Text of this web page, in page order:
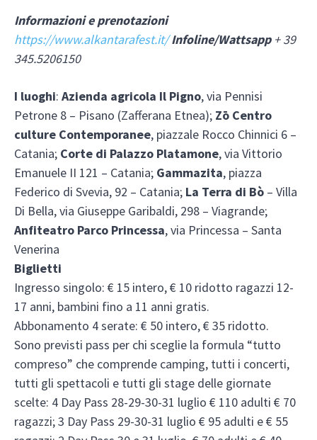
Informazioni e prenotazioni
https://www.alkantarafest.it/ Infoline/Wattsapp+ 39
345.5206150
I luoghi: Azienda agricola Il Pigno, via Pennisi
Petrone 8 – Pisano (Zafferana Etnea); Zō Centro
culture Contemporanee, piazzale Rocco Chinnici 6 –
Catania; Corte di Palazzo Platamone, via Vittorio
Emanuele II 121 – Catania; Gammazita, piazza
Federico di Svevia, 92 – Catania; La Terra di Bò – Villa
Di Bella, via Giuseppe Garibaldi, 298 – Viagrande;
Anfiteatro Parco Princessa, via Princessa – Santa
Venerina
Biglietti
Ingresso singolo: € 15 intero, € 10 ridotto ragazzi 12-
17 anni, bambini fino a 11 anni gratis.
Abbonamento 4 serate: € 50 intero, € 35 ridotto.
Sono previsti pass per chi sceglie la formula “tutto
compreso” che comprende camping, tutti i concerti,
tutti gli spettacoli e tutti gli stage delle giornate
scelte: 4 Day Pass 28-29-30-31 luglio € 110 adulti € 70
ragazzi; 3 Day Pass 29-30-31 luglio € 95 adulti e € 55